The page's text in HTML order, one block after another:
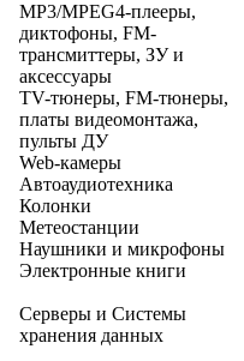
MP3/MPEG4-плееры,
диктофоны, FM-
трансмиттеры, ЗУ и
аксессуары
TV-тюнеры, FM-тюнеры,
платы видеомонтажа,
пульты ДУ
Web-камеры
Автоаудиотехника
Колонки
Метеостанции
Наушники и микрофоны
Электронные книги
Серверы и Системы
хранения данных